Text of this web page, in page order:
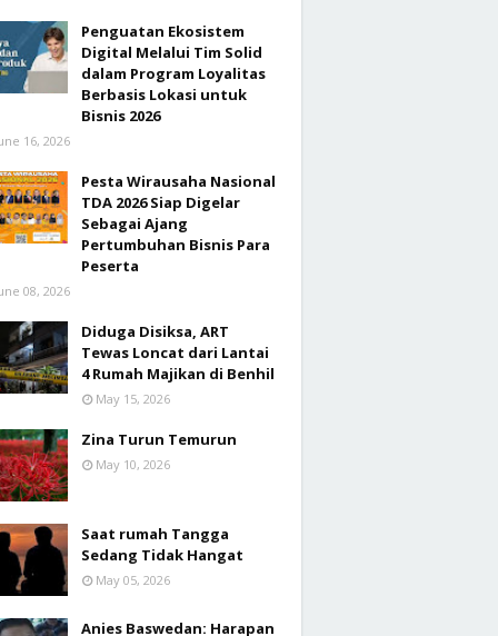
Penguatan Ekosistem
Digital Melalui Tim Solid
dalam Program Loyalitas
Berbasis Lokasi untuk
Bisnis 2026
16, 2026
Pesta Wirausaha Nasional
TDA 2026 Siap Digelar
Sebagai Ajang
Pertumbuhan Bisnis Para
Peserta
08, 2026
Diduga Disiksa, ART
Tewas Loncat dari Lantai
4 Rumah Majikan di Benhil
May 15, 2026
Zina Turun Temurun
May 10, 2026
Saat rumah Tangga
Sedang Tidak Hangat
May 05, 2026
Anies Baswedan: Harapan